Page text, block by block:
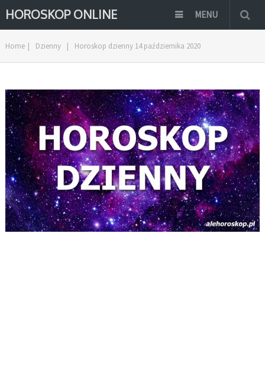
HOROSKOP ONLINE MENU
Home | Dzienny | Horoskop dzienny 14 października 2020